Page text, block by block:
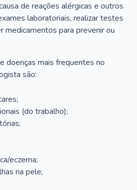
de reações alérgicas e outros
laboratoriais, realizar testes
medicamentos para prevenir ou
doenças mais frequentes no
são:
(do trabalho);
eczema;
na pele;